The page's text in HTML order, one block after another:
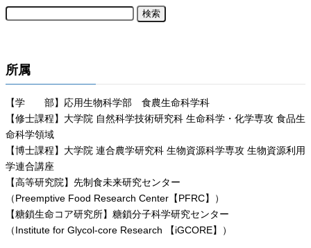
所属
【学 部】応用生物科学部 食農生命科学科
【修士課程】大学院 自然科学技術研究科 生命科学・化学専攻 食品生
命科学領域
【博士課程】大学院 連合農学研究科 生物資源科学専攻 生物資源利用
学連合講座
【高等研究院】先制食未来研究センター
（Preemptive Food Research Center【PFRC】）
【糖鎖生命コア研究所】糖鎖分子科学研究センター
（Institute for Glycol-core Research 【iGCORE】）